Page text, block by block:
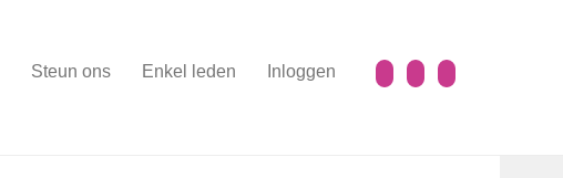
Steun ons Enkel leden Inloggen